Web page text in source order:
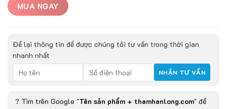
MUA NGAY
Để lại thông tin để được chúng tôi tư vấn trong thời gian
nhanh nhất
? Tìm trên Google "Tên sản phẩm + thamhanlong.com" để